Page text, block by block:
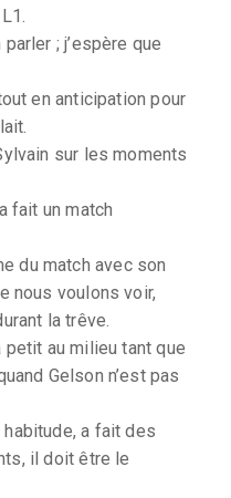
; j’espère que
en anticipation pour
sur les moments
fait un match
du match avec son
nous voulons voir,
la trêve.
au milieu tant que
Gelson n’est pas
a fait des
il doit être le